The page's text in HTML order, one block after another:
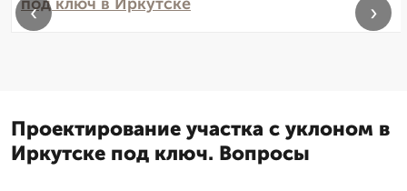
под ключ в Иркутске
‹ ›
Проектирование участка с уклоном в
Иркутске под ключ. Вопросы